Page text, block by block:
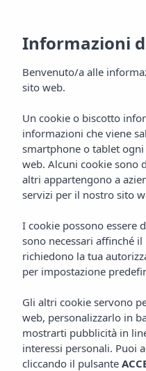
Inizio Blog
FORMENTERA
COPPIE
Vacanze di
Formentera:
2026
Pianifica vacanze di
tramonti e piani romantici.
Formentera Playa sulla
CONDIVIDI
Informazioni
Benvenuto/a alle
sito web.
Un cookie o biscotto
informazioni che viene
smartphone o tablet
web. Alcuni cookie sono
altri appartengono a
servizi per il nostro sito
I cookie possono essere
sono necessari affinché
richiedono la tua
per impostazione
Gli altri cookie servono
web, personalizzarlo in
mostrarti pubblicità in
interessi personali. Puoi
cliccando il pulsante